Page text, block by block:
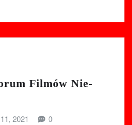
Filmów Nie-
2021 0